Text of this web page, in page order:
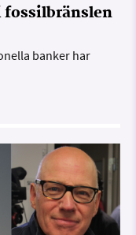
fossilbränslen
banker har